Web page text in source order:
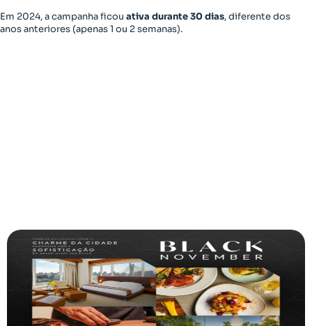
Em 2024, a campanha ficou ativa durante 30 dias, diferente dos
anos anteriores (apenas 1 ou 2 semanas).